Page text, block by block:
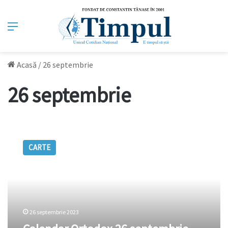
Meniu
Acasă / 26 septembrie
26 septembrie
Ortodox
creștini
ortodocși
CARTE
26 septembrie 2023